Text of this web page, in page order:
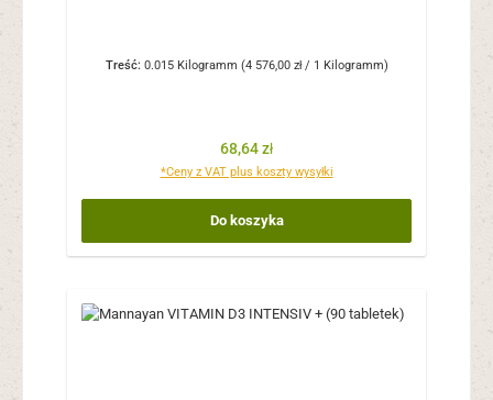
Treść: 0.015 Kilogramm (4 576,00 zł / 1 Kilogramm)
Cena regularna:
68,64 zł
*Ceny z VAT plus koszty wysyłki
Do koszyka